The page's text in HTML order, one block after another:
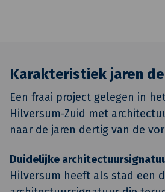
Karakteristiek jaren
Een fraai project gelegen in
Hilversum-Zuid met
naar de jaren dertig van de
Duidelijke
Hilversum heeft als stad een